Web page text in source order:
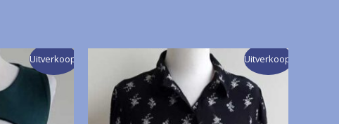
Uitverkoop! Uitverkoop!